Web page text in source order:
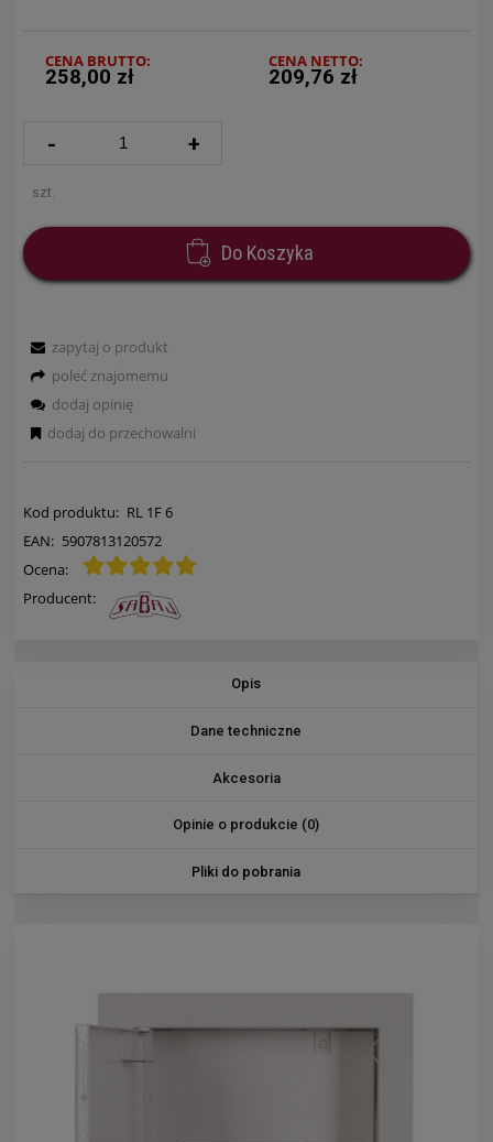
CENA BRUTTO:
258,00 zł
CENA NETTO:
209,76 zł
- +
szt.
Do Koszyka
Kod produktu: RL 1F 6
EAN: 5907813120572
Ocena:
Producent:
zapytaj o produkt
poleć znajomemu
dodaj opinię
dodaj do przechowalni
Opis
Dane techniczne
Akcesoria
Opinie o produkcie (0)
Pliki do pobrania